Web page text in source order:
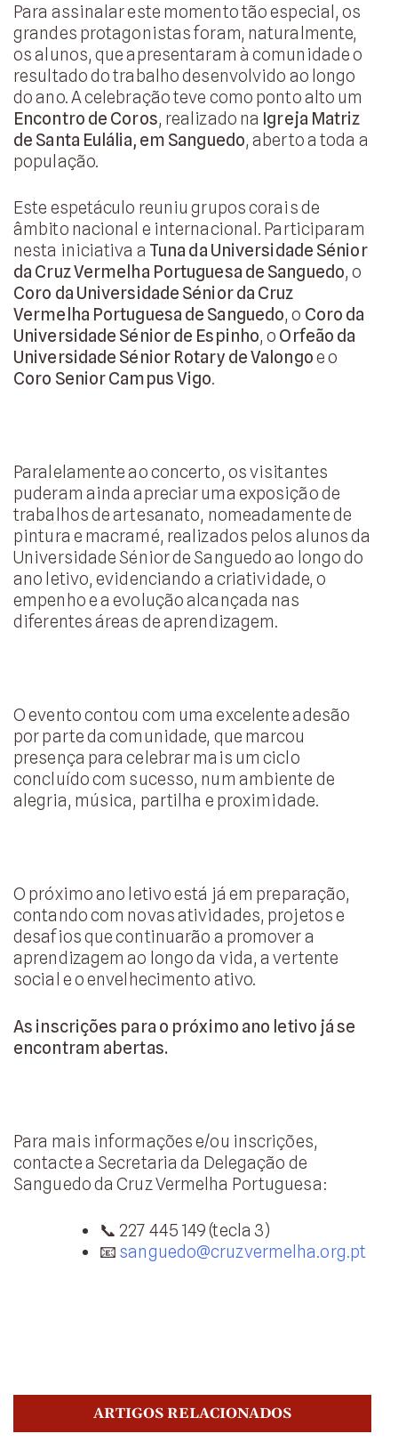
Para assinalar este momento tão especial, os
grandes protagonistas foram, naturalmente,
os alunos, que apresentaram à comunidade o
resultado do trabalho desenvolvido ao longo
do ano. A celebração teve como ponto alto um
Encontro de Coros, realizado na Igreja Matriz
de Santa Eulália, em Sanguedo, aberto a toda a
população.
Este espetáculo reuniu grupos corais de
âmbito nacional e internacional. Participaram
nesta iniciativa a Tuna da Universidade Sénior
da Cruz Vermelha Portuguesa de Sanguedo, o
Coro da Universidade Sénior da Cruz
Vermelha Portuguesa de Sanguedo, o Coro da
Universidade Sénior de Espinho, o Orfeão da
Universidade Sénior Rotary de Valongoe o
Coro Senior Campus Vigo.
Paralelamente ao concerto, os visitantes
puderam ainda apreciar uma exposição de
trabalhos de artesanato, nomeadamente de
pintura e macramé, realizados pelos alunos da
Universidade Sénior de Sanguedo ao longo do
ano letivo, evidenciando a criatividade, o
empenho e a evolução alcançada nas
diferentes áreas de aprendizagem.
O evento contou com uma excelente adesão
por parte da comunidade, que marcou
presença para celebrar mais um ciclo
concluído com sucesso, num ambiente de
alegria, música, partilha e proximidade.
O próximo ano letivo está já em preparação,
contando com novas atividades, projetos e
desafios que continuarão a promover a
aprendizagem ao longo da vida, a vertente
social e o envelhecimento ativo.
As inscrições para o próximo ano letivo já se
encontram abertas.
Para mais informações e/ou inscrições,
contacte a Secretaria da Delegação de
Sanguedo da Cruz Vermelha Portuguesa:
📞 227 445 149 (tecla 3)
📧 sanguedo@cruzvermelha.org.pt
ARTIGOS RELACIONADOS